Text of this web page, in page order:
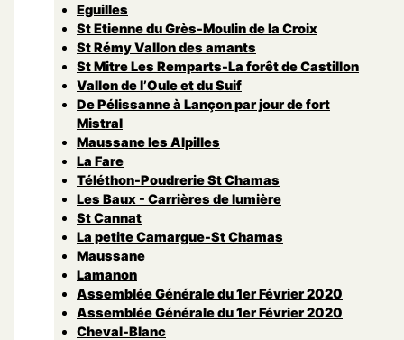
Eguilles
St Etienne du Grès-Moulin de la Croix
St Rémy Vallon des amants
St Mitre Les Remparts-La forêt de Castillon
Vallon de l’Oule et du Suif
De Pélissanne à Lançon par jour de fort
Mistral
Maussane les Alpilles
La Fare
Téléthon-Poudrerie St Chamas
Les Baux - Carrières de lumière
St Cannat
La petite Camargue-St Chamas
Maussane
Lamanon
Assemblée Générale du 1er Février 2020
Assemblée Générale du 1er Février 2020
Cheval-Blanc